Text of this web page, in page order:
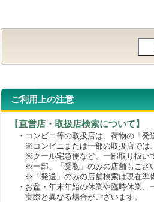
ご利用上の注意
【直営店・取扱店検索について】
・コンビニ等の取扱店は、荷物の「発
※コンビニまたは一部の取扱店では、
※クール宅急便など、一部取り扱いで
※一部、「受取」のみの店舗もござい
※「発送」のみの店舗検索は現在準備
・お盆・年末年始の休業や臨時休業、
実際と異なる場合がございます。